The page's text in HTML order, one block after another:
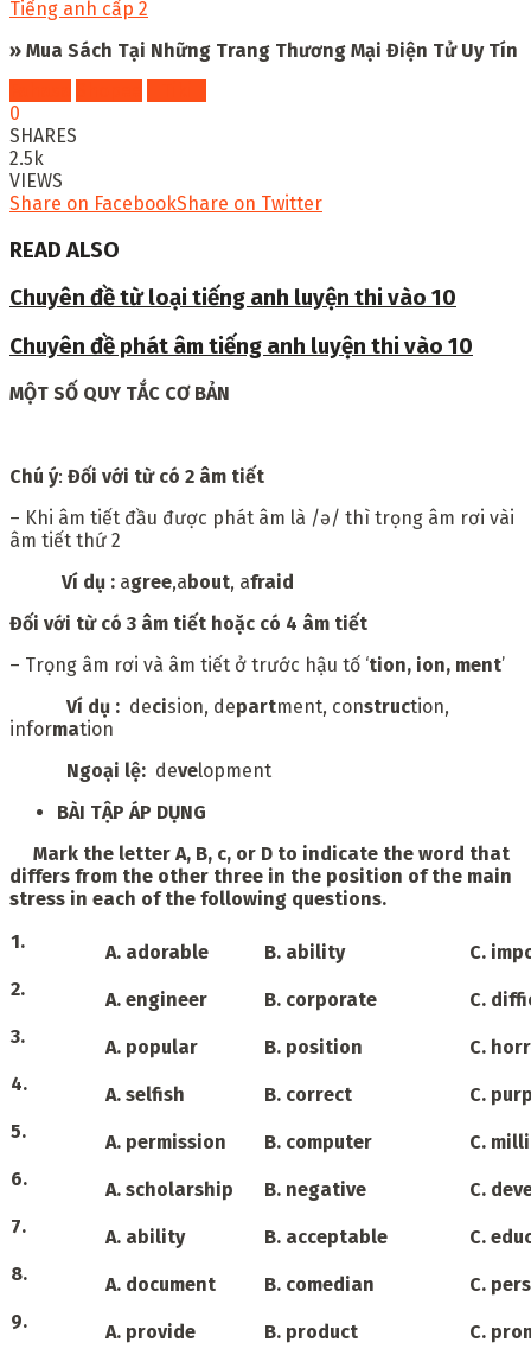
Tiếng anh cấp 2
» Mua Sách Tại Những Trang Thương Mại Điện Tử Uy Tín
0
SHARES
2.5k
VIEWS
Share on FacebookShare on Twitter
READ ALSO
Chuyên đề từ loại tiếng anh luyện thi vào 10
Chuyên đề phát âm tiếng anh luyện thi vào 10
MỘT SỐ QUY TẮC CƠ BẢN
Chú ý: Đối với từ có 2 âm tiết
– Khi âm tiết đầu được phát âm là /ə/ thì trọng âm rơi vài
âm tiết thứ 2
Ví dụ : agree,about, afraid
Đối với từ có 3 âm tiết hoặc có 4 âm tiết
– Trọng âm rơi và âm tiết ở trước hậu tố ‘tion, ion, ment’
Ví dụ : decision, department, construction,
information
Ngoại lệ: development
BÀI TẬP ÁP DỤNG
Mark the letter A, B, c, or D to indicate the word that
differs from the other three in the position of the main
stress in each of the following questions.
1.
A. adorable B. ability
C.
2.
A. engineer B. corporate
C.
3.
A. popular B. position
C.
4.
A. selfish B. correct
C.
5.
A. permission B. computer
C.
6.
A. scholarship B. negative
C.
7.
A. ability B. acceptable
C.
8.
A. document B. comedian
C.
9.
A. provide B. product
C.